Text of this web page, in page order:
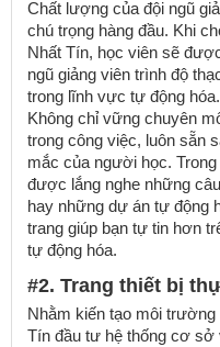
Chất lượng của đội ngũ
chú trọng hàng đầu. Khi
Nhất Tín, học viên sẽ
ngũ giảng viên trình độ
trong lĩnh vực tự động hóa.
Không chỉ vững chuyên
trong công việc, luôn sẵn
mắc của người học.
được lắng nghe những
hay những dự án tự động
trang giúp bạn tự tin hơn
tự động hóa.
#2. Trang thiết bị
Nhằm kiến tạo môi
Tín đầu tư hệ thống cơ sở